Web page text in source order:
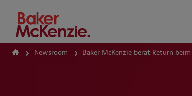
How Can We Help?
Newsroom Baker McKenzie berät Return